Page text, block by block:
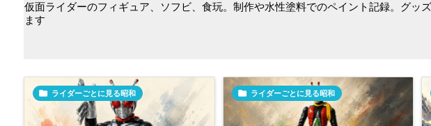
仮面ライダーのフィギュア、ソフビ、食玩。制作や水性塗料でのペイント記録。グッ
ます
 ライダーごとに見る昭和  ライダーごとに見る昭和